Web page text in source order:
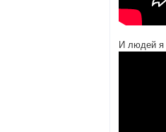
И людей